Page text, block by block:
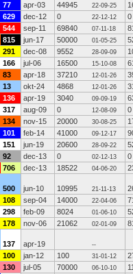
77 apr-03 44945 22-09-25
629 dec-12 0 22-12-12 0
544 sep-11 69840 07-11-18
815 jun-17 50000 01-05-25
291 dec-08 9552 28-09-09
166 jul-06 16500 15-10-08
83 apr-18 37210 12-01-26
13 okt-24 4868 12-01-26
136 apr-19 3040 09-09-19
317 aug-09 0 12-08-09 0
134 nov-15 20000 30-08-25
101 feb-14 41000 09-12-17
151 jun-19 20600 28-09-22
92 dec-13 0 02-12-13 0
706 dec-13 18522 04-06-20
500 jun-10 10995 21-11-13
108 sep-04 14000 22-04-06
298 feb-09 8024 01-06-10
178 nov-06 21062 02-01-09
137 apr-19 --
100 jan-12 100 31-01-12
130 jul-05 70000 06-10-10